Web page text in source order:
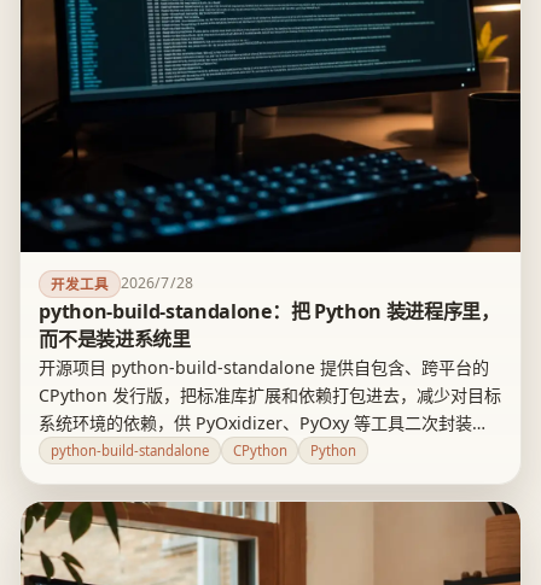
开发工具 2026/7/28
python-build-standalone：把 Python 装进程序里，
而不是装进系统里
开源项目 python-build-standalone 提供自包含、跨平台的
CPython 发行版，把标准库扩展和依赖打包进去，减少对目标
系统环境的依赖，供 PyOxidizer、PyOxy 等工具二次封装。
它解决的是嵌入式和单文件交付场景的部署难题，不是给普通
python-build-standalone CPython Python